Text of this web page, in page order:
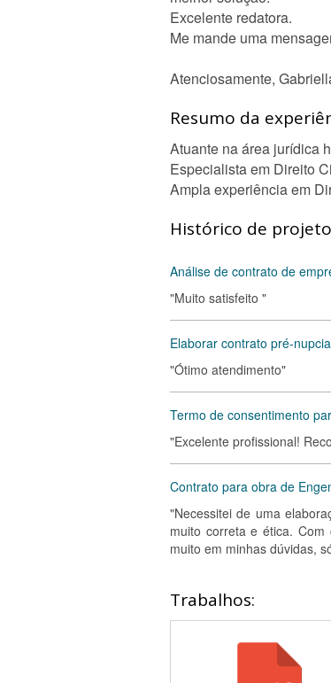
Excelente redatora.
Me mande uma
Atenciosamente,
Resumo da
Atuante na área jurídica
Especialista em Direito
Ampla experiência em
Histórico de
Análise de contrato de
"Muito satisfeito "
Elaborar contrato pré-
"Ótimo atendimento"
Termo de consentimento
"Excelente profissional!
Contrato para obra de
"Necessitei de uma
muito correta e ética.
muito em minhas dúvidas,
Trabalhos: